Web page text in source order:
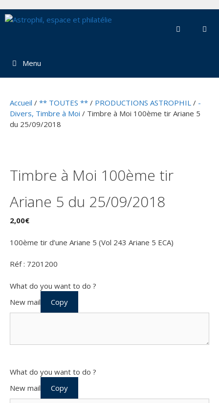
au
Menu
Accueil / ** TOUTES ** / PRODUCTIONS ASTROPHIL / -
Divers, Timbre à Moi / Timbre à Moi 100ème tir Ariane 5
du 25/09/2018
Timbre à Moi 100ème tir
Ariane 5 du 25/09/2018
2,00€
100ème tir d’une Ariane 5 (Vol 243 Ariane 5 ECA)
Réf : 7201200
What do you want to do ?
New mail
Copy
What do you want to do ?
New mail
Copy